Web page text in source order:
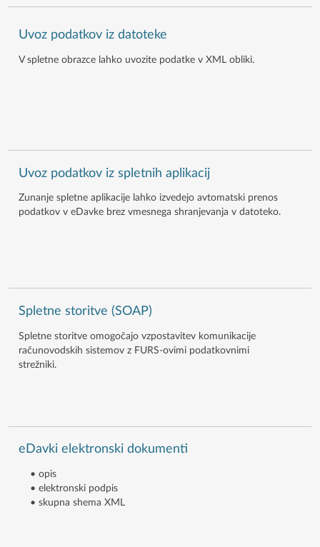
Uvoz podatkov iz datoteke
V spletne obrazce lahko uvozite podatke v XML obliki.
Uvoz podatkov iz spletnih aplikacij
Zunanje spletne aplikacije lahko izvedejo avtomatski prenos
podatkov v eDavke brez vmesnega shranjevanja v datoteko.
Spletne storitve (SOAP)
Spletne storitve omogočajo vzpostavitev komunikacije
računovodskih sistemov z FURS-ovimi podatkovnimi
strežniki.
eDavki elektronski dokumenti
• opis
• elektronski podpis
• skupna shema XML